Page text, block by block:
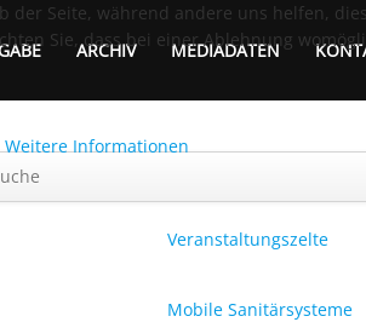
ARCHIV MEDIADATEN
Veranstaltungszelte
Mobile Sanitärsysteme
Seite, während andere uns helfen,
Sie, dass bei einer Ablehnung
Weitere Informationen